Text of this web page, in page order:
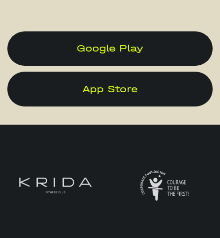
Google Play
App Store